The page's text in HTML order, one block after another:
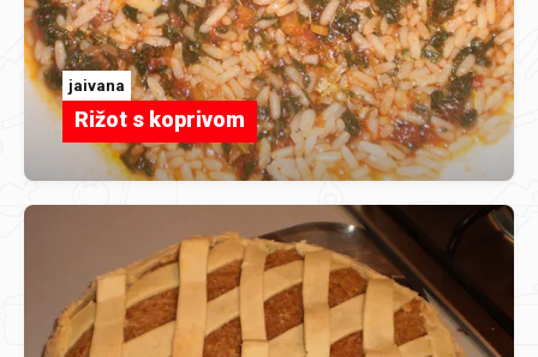
jaivana
Rižot s koprivom